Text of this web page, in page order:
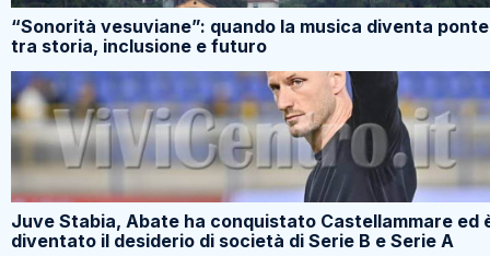
“Sonorità vesuviane”: quando la musica diventa ponte
tra storia, inclusione e futuro
Juve Stabia, Abate ha conquistato Castellammare ed
diventato il desiderio di società di Serie B e Serie A